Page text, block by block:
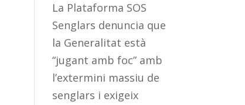
La Plataforma SOS
Senglars denuncia que
la Generalitat està
“jugant amb foc” amb
l’extermini massiu de
senglars i exigeix